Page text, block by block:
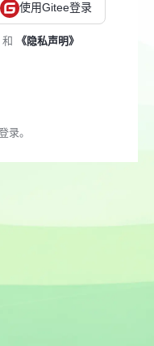
使用Gitee登录
和 《隐私声明》
录。